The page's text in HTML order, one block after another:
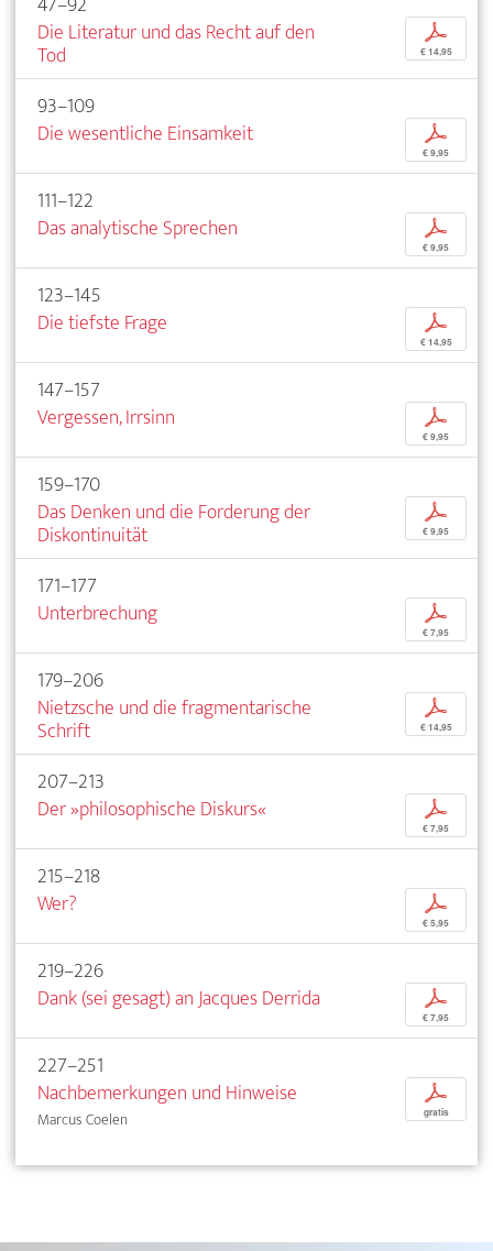
Die Literatur und das Recht auf den
Tod
p
€ 14,95
93–109
Die wesentliche Einsamkeit
p
€ 9,95
111–122
Das analytische Sprechen
p
€ 9,95
123–145
Die tiefste Frage
p
€ 14,95
147–157
Vergessen, Irrsinn
p
€ 9,95
159–170
Das Denken und die Forderung der
Diskontinuität
p
€ 9,95
171–177
Unterbrechung
p
€ 7,95
179–206
Nietzsche und die fragmentarische
Schrift
p
€ 14,95
207–213
Der »philosophische Diskurs«
p
€ 7,95
215–218
Wer?
p
€ 5,95
219–226
Dank (sei gesagt) an Jacques Derrida
p
€ 7,95
227–251
Nachbemerkungen und Hinweise
Marcus Coelen
p
gratis